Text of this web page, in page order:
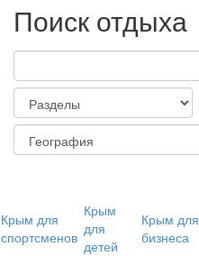
Поиск отдыха
Крым для
спортсменов
Крым
для
детей
Крым для
бизнеса